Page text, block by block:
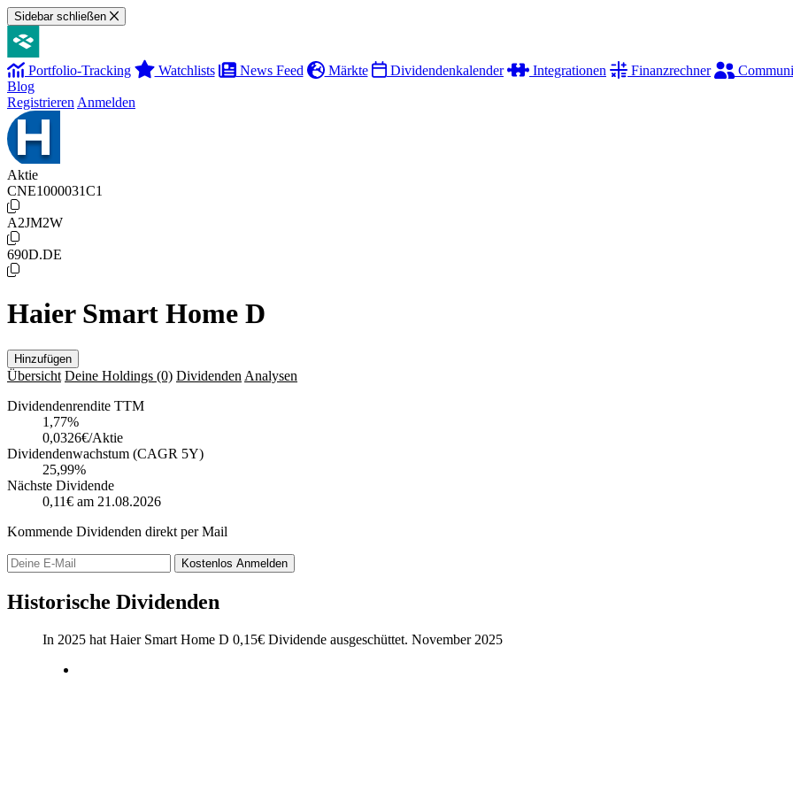
Sidebar schließen
Portfolio-Tracking Watchlists News Feed Märkte Dividendenkalender Integrationen Finanzrechner
Blog
Registrieren Anmelden
Aktie
CNE1000031C1
A2JM2W
690D.DE
Haier Smart Home D
Hinzufügen
Übersicht Deine Holdings (0) Dividenden Analysen
Dividendenrendite TTM
1,77%
0,0326€/Aktie
Dividendenwachstum (CAGR 5Y)
25,99%
Nächste Dividende
0,11€ am 21.08.2026
Kommende Dividenden direkt per Mail
Kostenlos Anmelden
Historische Dividenden
In 2025 hat Haier Smart Home D 0,15€ Dividende ausgeschüttet. November 2025